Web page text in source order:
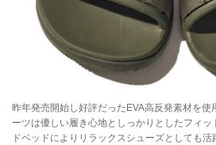
051 Barbour（バブアー）
春の新作はまだまだ！ 050〜
ック！
050 Jack Wolfskin（ジャック
048 Tilak（ティラック）
昨年発売開始し好評だったEVA高反発素材を使
ーツは優しい履き心地としっかりとしたフィッ
ドベッドによりリラックスシューズとしても